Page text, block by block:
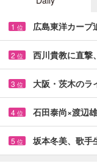
1 位 広島東洋カー
2 位 西川貴教に直撃
3 位 大阪・茨木の
4 位 石田泰尚×渡辺
5 位 坂本冬美、歌手